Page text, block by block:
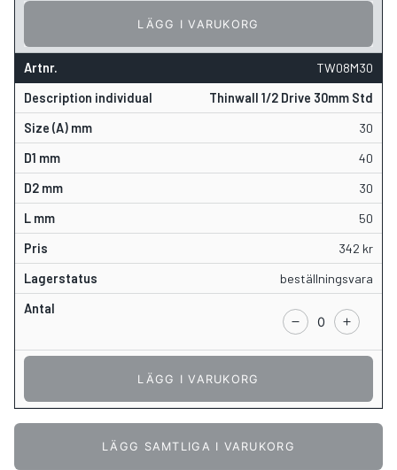
LÄGG I VARUKORG
TW08M30
Thinwall 1/2 Drive 30mm Std
30
40
30
50
342 kr
beställningsvara
LÄGG I VARUKORG
LÄGG SAMTLIGA I VARUKORG